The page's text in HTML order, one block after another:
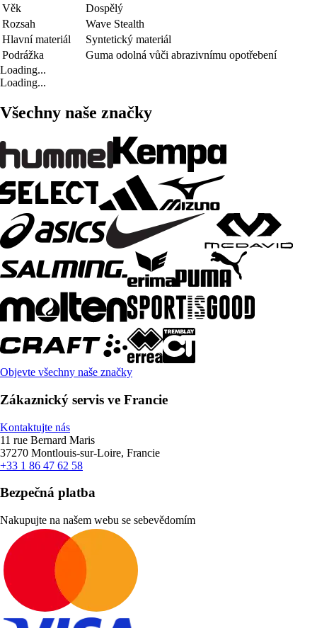
Věk
Dospělý
Rozsah
Wave Stealth
Hlavní materiál
Syntetický materiál
Podrážka
Guma odolná vůči abrazivnímu opotřebení
Loading...
Loading...
Všechny naše značky
Objevte všechny naše značky
Zákaznický servis ve Francie
Kontaktujte nás
11 rue Bernard Maris
37270 Montlouis-sur-Loire, Francie
+33 1 86 47 62 58
Bezpečná platba
Nakupujte na našem webu se sebevědomím